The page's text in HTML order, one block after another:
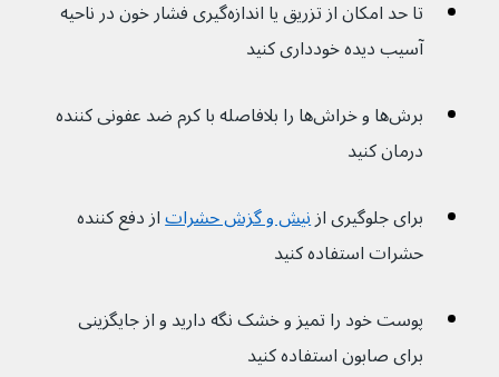
تا حد امکان از تزریق یا اندازه‌گیری فشار خون در ناحیه
آسیب دیده خودداری کنید
برش‌ها و خراش‌ها را بلافاصله با کرم ضد عفونی کننده
درمان کنید
برای جلوگیری از نیش و گزش حشرات از دفع کننده
حشرات استفاده کنید
پوست خود را تمیز و خشک نگه دارید و از جایگزینی
برای صابون استفاده کنید